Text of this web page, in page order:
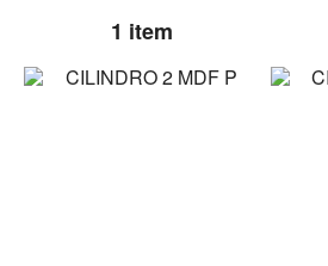
1 item